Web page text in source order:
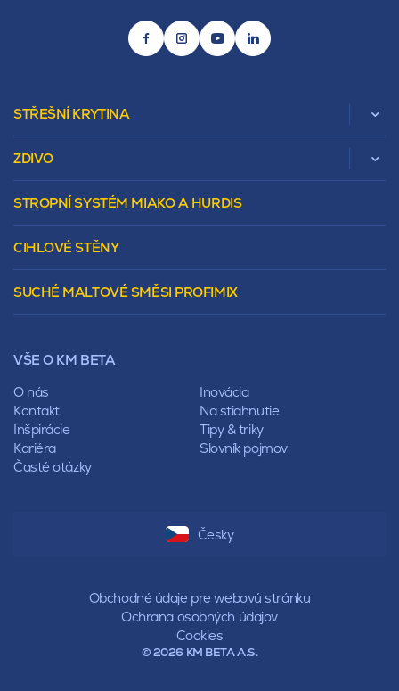
STŘEŠNÍ KRYTINA
Beta
Sedlová
Valbová
Stanová
Mansardová
Pultová
Sedlová
Polovalbová
Stanová
Mansardová
Pultová
Hodonka
ZDIVO
Murovacie bloky
Tepelnoizolačný prvok
Vencovky
Preklady
Lícové murivo
Pálené zdivo Profiblok
Nosné murivo
Priečky
Vencovky
Preklady
STROPNÍ SYSTÉM MIAKO A HURDIS
CIHLOVÉ STĚNY
SUCHÉ MALTOVÉ SMĚSI PROFIMIX
VŠE O KM BETA
O nás
Inovácia
Kontakt
Na stiahnutie
Inšpirácie
Tipy & triky
Kariéra
Slovník pojmov
Časté otázky
Česky
© 2026 KM BETA A.S.
Obchodné údaje pre webovú stránku
Ochrana osobných údajov
Cookies